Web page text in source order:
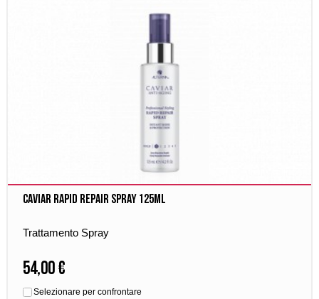
Caviar Rapid Repair Spray 125ml
Trattamento Spray
54,00 €
Selezionare per confrontare